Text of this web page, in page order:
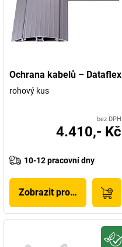
Ochrana kabelů – Dataflex
rohový kus
bez DPH
4.410,- Kč
10-12 pracovní dny
Zobrazit produkt